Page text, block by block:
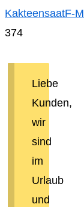
Start
KakteensaatF-M
374
Liebe
Kunden,
wir
sind
im
Urlaub
und